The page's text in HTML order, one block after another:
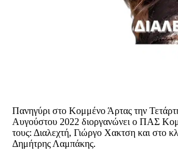
Πανηγύρι στο Κομμένο Άρτας την
Αυγούστου 2022 διοργανώνει ο ΠΑΣ
τους: Διαλεχτή, Γιώργο Χακτση και στο
Δημήτρης Λαμπάκης.